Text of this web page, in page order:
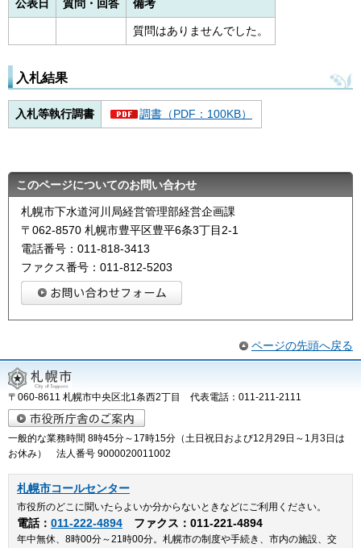
公表日 質問・回答 備考
質問はありませんでした。
入札結果
入札等執行調書 調書（PDF：100KB）
このページについてのお問い合わせ
札幌市下水道河川局経営管理部経営企画課
〒062-8570 札幌市豊平区豊平6条3丁目2-1
電話番号：011-818-3413
ファクス番号：011-812-5203
ページの先頭へ戻る
〒060-8611 札幌市中央区北1条西2丁目 代表電話：011-211-2111
一般的な業務時間 8時45分～17時15分（土日祝日および12月29日～1月3日は
お休み） 法人番号 9000020011002
札幌市コールセンター
市役所のどこに聞いたらよいか分からないときなどにご利用ください。
電話： 011-222-4894 ファクス：011-221-4894
年中無休、8時00分～21時00分。札幌市の制度や手続き、市内の施設、交